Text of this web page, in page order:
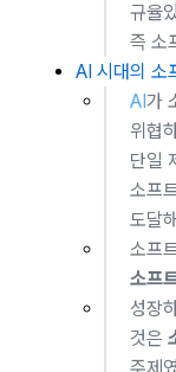
규율
즉 소
AI 시대의 소
AI 가
위협
단일
소프
도달
소프
소프
성장
것은